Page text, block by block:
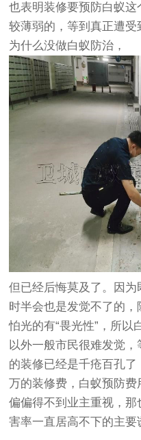
也表明装修要预防白蚁
较薄弱的，等到真正遭
为什么没做白蚁防治，
但已经后悔莫及了。因
时半会也是发觉不了的
怕光的有“畏光性”，所
以外一般市民很难发觉
的装修已经是千疮百孔
万的装修费，白蚁预防
偏偏得不到业主重视，
害率一直居高不下的主要